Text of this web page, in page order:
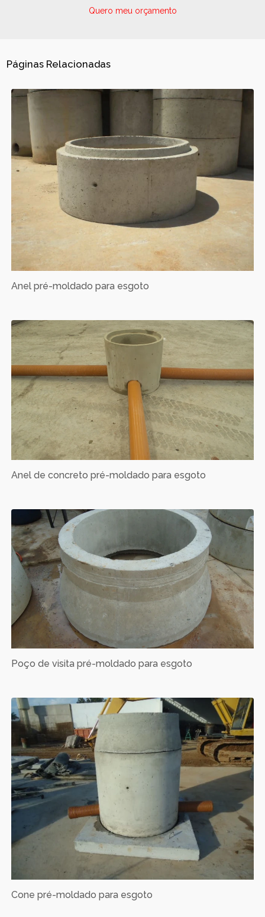
Quero meu orçamento
Páginas Relacionadas
Anel pré-moldado para esgoto
Anel de concreto pré-moldado para esgoto
Poço de visita pré-moldado para esgoto
Cone pré-moldado para esgoto